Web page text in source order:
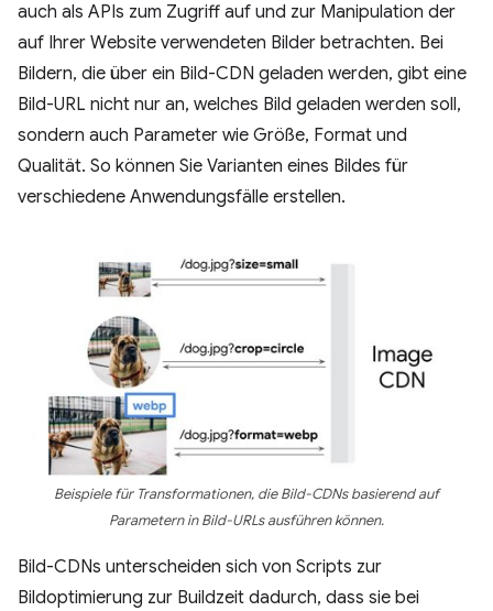
auch als APIs zum Zugriff auf und zur Manipulation der
auf Ihrer Website verwendeten Bilder betrachten. Bei
Bildern, die über ein Bild-CDN geladen werden, gibt eine
Bild-URL nicht nur an, welches Bild geladen werden soll,
sondern auch Parameter wie Größe, Format und
Qualität. So können Sie Varianten eines Bildes für
verschiedene Anwendungsfälle erstellen.
Beispiele für Transformationen, die Bild-CDNs basierend auf
Parametern in Bild-URLs ausführen können.
Bild-CDNs unterscheiden sich von Scripts zur
Bildoptimierung zur Buildzeit dadurch, dass sie bei